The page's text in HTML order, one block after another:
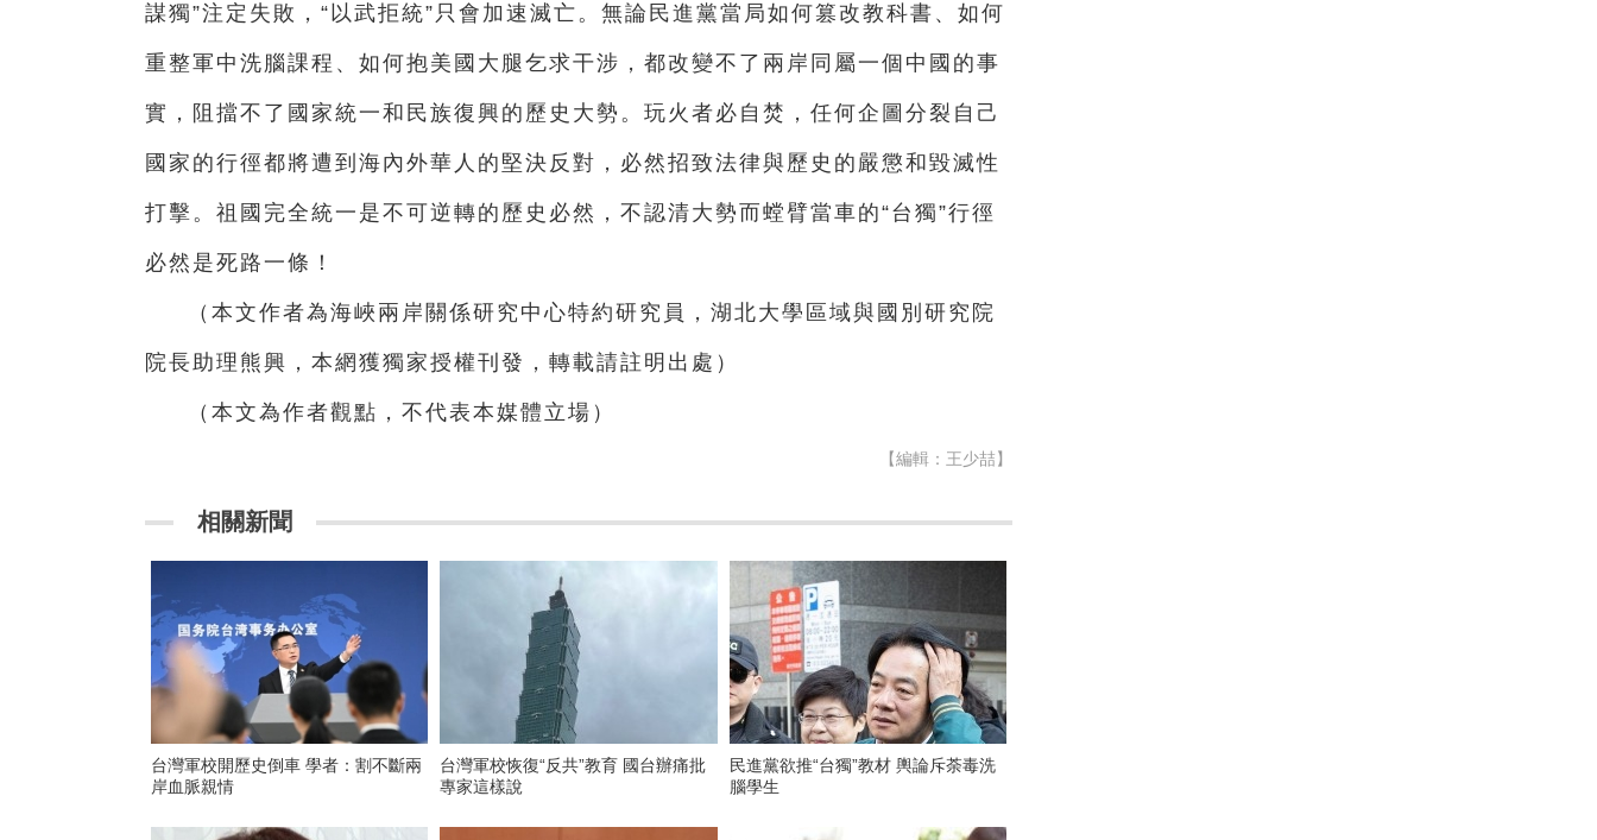
謀獨”注定失敗，“以武拒統”只會加速滅亡。無論民進黨當局如何篡改教科書、如何
重整軍中洗腦課程、如何抱美國大腿乞求干涉，都改變不了兩岸同屬一個中國的事
實，阻擋不了國家統一和民族復興的歷史大勢。玩火者必自焚，任何企圖分裂自己
國家的行徑都將遭到海內外華人的堅決反對，必然招致法律與歷史的嚴懲和毀滅性
打擊。祖國完全統一是不可逆轉的歷史必然，不認清大勢而螳臂當車的“台獨”行徑
必然是死路一條！
（本文作者為海峽兩岸關係研究中心特約研究員，湖北大學區域與國別研究院
院長助理熊興，本網獲獨家授權刊發，轉載請註明出處）
（本文為作者觀點，不代表本媒體立場）
【編輯：王少喆】
相關新聞
台灣軍校開歷史倒車 學者：割不斷兩
岸血脈親情
台灣軍校恢復“反共”教育 國台辦痛批
專家這樣說
民進黨欲推“台獨”教材 輿論斥荼毒洗
腦學生